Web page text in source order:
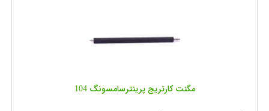
مگنت کارتریج پرینترسامسونگ 104